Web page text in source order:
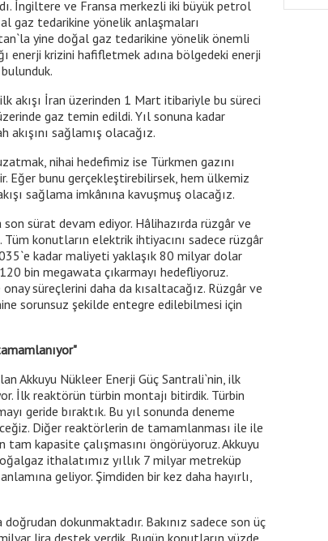
İngiltere ve Fransa merkezli iki büyük petrol
gaz tedarikine yönelik anlaşmaları
yine doğal gaz tedarikine yönelik önemli
enerji krizini hafifletmek adına bölgedeki enerji
akışı İran üzerinden 1 Mart itibariyle bu süreci
gaz temin edildi. Yıl sonuna kadar
sağlamış olacağız.
nihai hedefimiz ise Türkmen gazını
Eğer bunu gerçekleştirebilirsek, hem ülkemiz
sağlama imkânına kavuşmuş olacağız.
sürat devam ediyor. Hâlihazırda rüzgâr ve
konutların elektrik ihtiyacını sadece rüzgâr
kadar maliyeti yaklaşık 80 milyar dolar
bin megawata çıkarmayı hedefliyoruz.
süreçlerini daha da kısaltacağız. Rüzgâr ve
sorunsuz şekilde entegre edilebilmesi için
Akkuyu Nükleer Enerji Güç Santrali`nin, ilk
İlk reaktörün türbin montajı bitirdik. Türbin
geride bıraktık. Bu yıl sonunda deneme
Diğer reaktörlerin de tamamlanması ile ile
kapasite çalışmasını öngörüyoruz. Akkuyu
ithalatımız yıllık 7 milyar metreküp
geliyor. Şimdiden bir kez daha hayırlı,
dokunmaktadır. Bakınız sadece son üç
lira destek verdik. Bugün konutların yüzde